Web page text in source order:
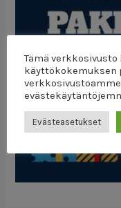
Tämä
käyttökokemuksen
Evästeasetukset